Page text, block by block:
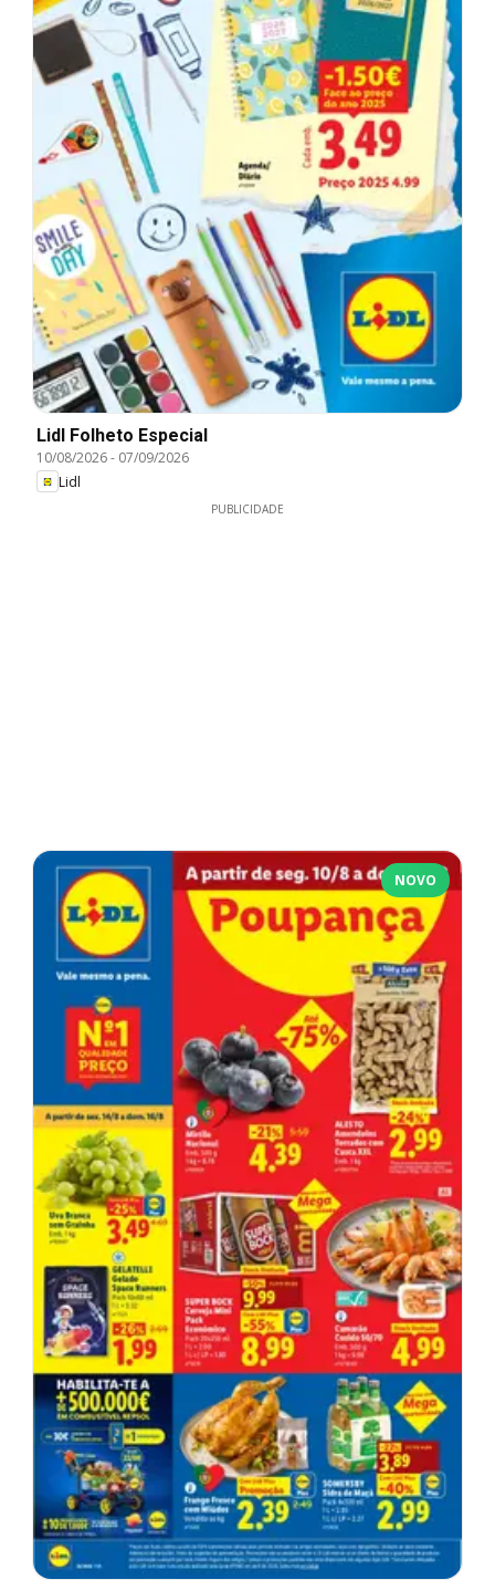
Lidl Folheto Especial
10/08/2026- 07/09/2026
Lidl
PUBLICIDADE
NOVO